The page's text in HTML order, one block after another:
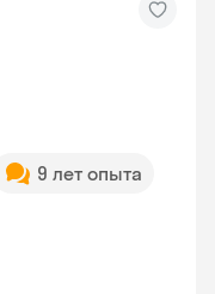
9 лет опыта